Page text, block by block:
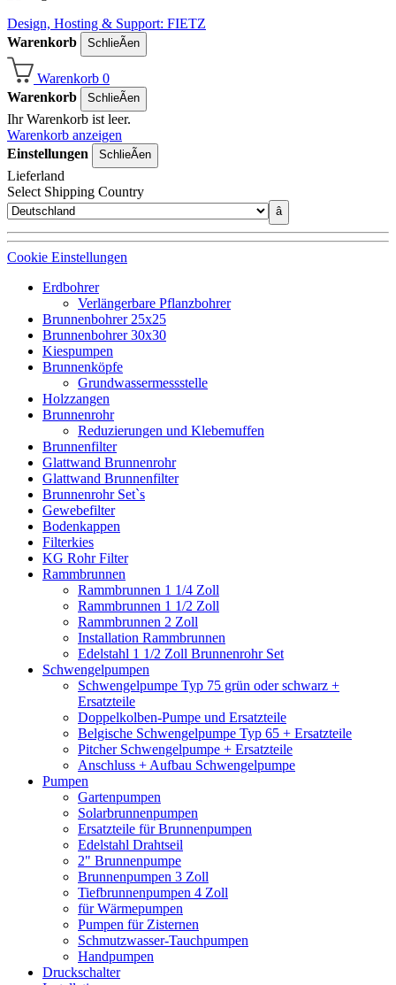
Design, Hosting & Support: FIETZ
Warenkorb
SchlieÃen
Warenkorb 0
Warenkorb
SchlieÃen
Ihr Warenkorb ist leer.
Warenkorb anzeigen
Einstellungen
SchlieÃen
Lieferland
Select Shipping Country
â
Cookie Einstellungen
Erdbohrer
Verlängerbare Pflanzbohrer
Brunnenbohrer 25x25
Brunnenbohrer 30x30
Kiespumpen
Brunnenköpfe
Grundwassermessstelle
Holzzangen
Brunnenrohr
Reduzierungen und Klebemuffen
Brunnenfilter
Glattwand Brunnenrohr
Glattwand Brunnenfilter
Brunnenrohr Set`s
Gewebefilter
Bodenkappen
Filterkies
KG Rohr Filter
Rammbrunnen
Rammbrunnen 1 1/4 Zoll
Rammbrunnen 1 1/2 Zoll
Rammbrunnen 2 Zoll
Installation Rammbrunnen
Edelstahl 1 1/2 Zoll Brunnenrohr Set
Schwengelpumpen
Schwengelpumpe Typ 75 grün oder schwarz +
Ersatzteile
Doppelkolben-Pumpe und Ersatzteile
Belgische Schwengelpumpe Typ 65 + Ersatzteile
Pitcher Schwengelpumpe + Ersatzteile
Anschluss + Aufbau Schwengelpumpe
Pumpen
Gartenpumpen
Solarbrunnenpumpen
Ersatzteile für Brunnenpumpen
Edelstahl Drahtseil
2" Brunnenpumpe
Brunnenpumpen 3 Zoll
Tiefbrunnenpumpen 4 Zoll
für Wärmepumpen
Pumpen für Zisternen
Schmutzwasser-Tauchpumpen
Handpumpen
Druckschalter